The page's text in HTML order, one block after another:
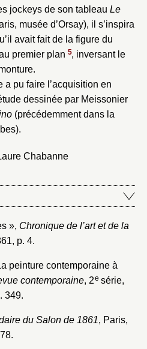
jockeys de son tableau Le
musée d’Orsay), il s’inspira
avait fait de la figure du
premier plan 5, inversant le
a pu faire l’acquisition en
dessinée par Meissonier
(précédemment dans la
Chabanne
», Chronique de l’art et de la
p. 4.
peinture contemporaine à
contemporaine, 2e série,
349.
du Salon de 1861, Paris,